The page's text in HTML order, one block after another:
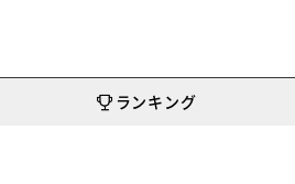
ランキング